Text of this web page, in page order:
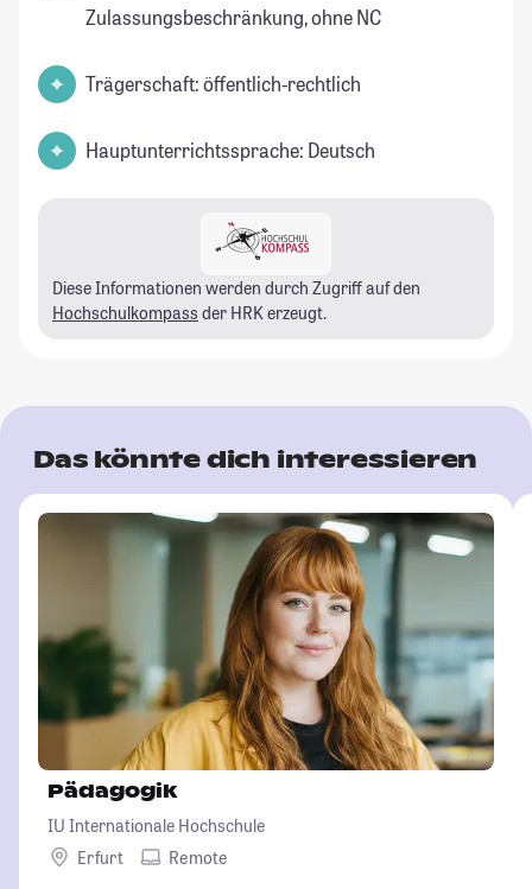
Zulassungsbeschränkung, ohne NC
Trägerschaft: öffentlich-rechtlich
Hauptunterrichtssprache: Deutsch
Diese Informationen werden durch Zugriff auf den
Hochschulkompass der HRK erzeugt.
Das könnte dich interessieren
Pädagogik
IU Internationale Hochschule
Erfurt
Remote